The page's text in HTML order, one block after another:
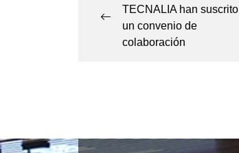
entradas
TECNALIA han suscrito
un convenio de
colaboración